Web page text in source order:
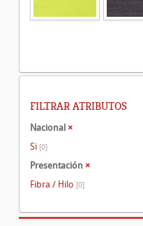
FILTRAR ATRIBUTOS
Nacional ×
Si [0]
Presentación ×
Fibra / Hilo [0]